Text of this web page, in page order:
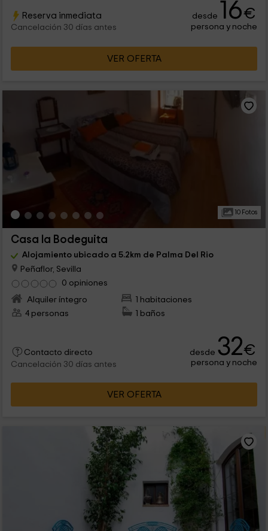
Reserva inmediata
Cancelación 30 días antes
desde 16€
persona y noche
VER OFERTA
10 Fotos
Casa la Bodeguita
Alojamiento ubicado a 5.2km de Palma Del Rio
Peñaflor, Sevilla
0 opiniones
Alquiler íntegro
1 habitaciones
4 personas
1 baños
Contacto directo
Cancelación 30 días antes
desde 32€
persona y noche
VER OFERTA